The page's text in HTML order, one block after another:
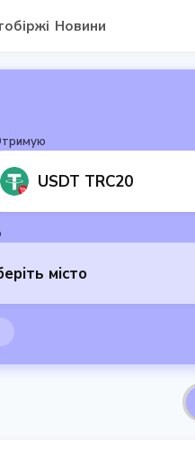
Новини
USDT TRC20
місто